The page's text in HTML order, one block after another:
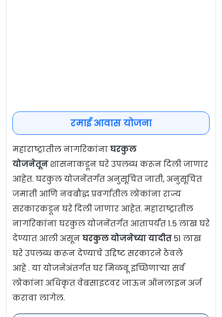
रमाई आवास योजना
महाराष्ट्रातील नागरिकांनाघरकुल
योजनेतूनशासनाकडून घरे उपलब्ध करून दिली जाणार
आहेत. घरकुल योजनेंतर्गत अनुसूचित जाती, अनुसूचित
जमाती आणि नवबौद्ध प्रवर्गातील लोकांना राज्य
सरकारकडून घरे दिली जाणार आहेत. महाराष्ट्रातील
नागरिकांना घरकुल योजनेंतर्गत आतापर्यंत 1.5 लाख घरे
देण्यात आली असूनघरकुल योजनेच्या यादीत51 लाख
घरे उपलब्ध करून देण्याचे उद्दिष्ट सरकारने ठेवले
आहे . या योजनेअंतर्गत घर मिळवू इच्छिणाऱ्या सर्व
लोकांना अधिकृत वेबसाइटवर जाऊन ऑनलाइन अर्ज
करावा लागेल.